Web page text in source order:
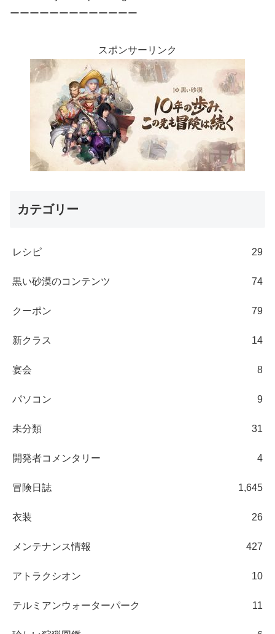
ーーーーーーーーーーーーー
スポンサーリンク
カテゴリー
レシピ 29
黒い砂漠のコンテンツ 74
クーポン 79
新クラス 14
宴会 8
パソコン 9
未分類 31
開発者コメンタリー 4
冒険日誌 1,645
衣装 26
メンテナンス情報 427
アトラクシオン 10
テルミアンウォーターパーク 11